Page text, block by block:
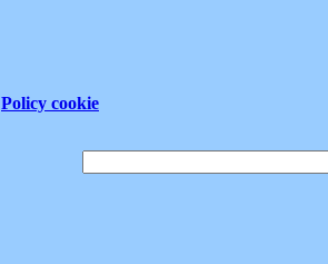
Policy cookie